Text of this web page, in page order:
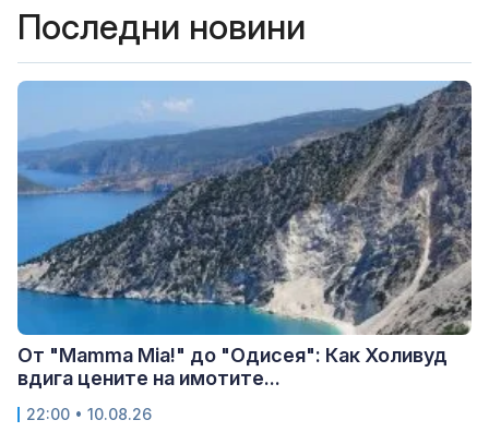
Последни новини
От "Mamma Mia!" до "Одисея": Как Холивуд
вдига цените на имотите...
22:00 • 10.08.26